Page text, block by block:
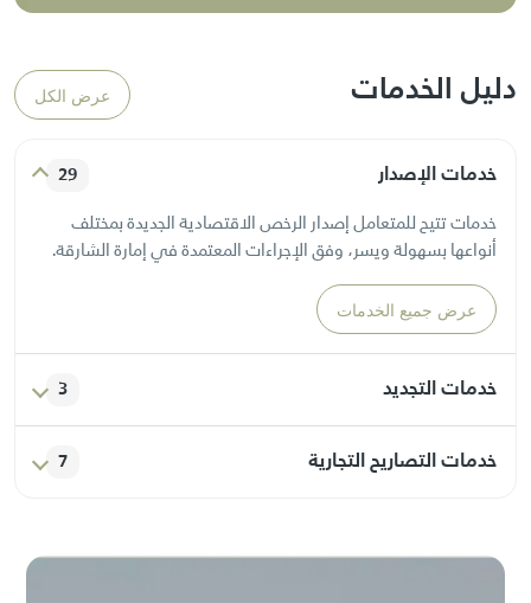
دليل الخدمات عرض الكل
خدمات الإصدار
29
خدمات تتيح للمتعامل إصدار الرخص الاقتصادية الجديدة بمختلف
أنواعها بسهولة ويسر، وفق الإجراءات المعتمدة في إمارة الشارقة.
عرض جميع الخدمات
خدمات التجديد
3
على الانتهاء، بما يضمن استمرارية النشاط التجاري دون انقطاع.
خدمات التصاريح التجارية
7